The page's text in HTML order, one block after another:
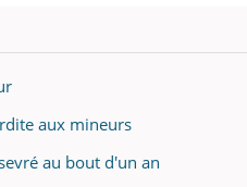
aux mineurs
au bout d'un an